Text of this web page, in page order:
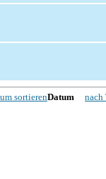
sortierenDatum nach